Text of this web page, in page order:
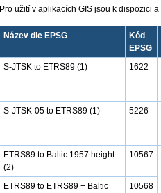
Pro užití v aplikacích GIS jsou k dispozici
Název dle EPSG
Kód
EPSG
S-JTSK to ETRS89 (1) 1622
S-JTSK-05 to ETRS89 (1)
5226
ETRS89 to Baltic 1957 height
(2)
10567
ETRS89 to ETRS89 + Baltic
10568